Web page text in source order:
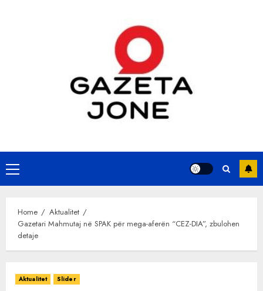
Primary
Menu
Home
Aktualitet
Gazetari Mahmutaj në SPAK për mega-aferën “CEZ-DIA”, zbulohen
detaje
Aktualitet Slider